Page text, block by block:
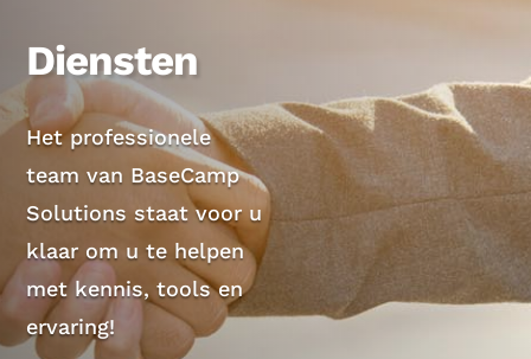
Diensten
Het professionele
team van BaseCamp
Solutions staat voor u
klaar om u te helpen
met kennis, tools en
ervaring!